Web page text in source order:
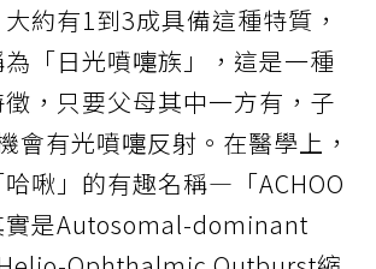
約有1到3成具備這種特質，
「日光噴嚏族」，這是一種
，只要父母其中一方有，子
會有光噴嚏反射。在醫學上，
啾」的有趣名稱—「ACHOO
實是Autosomal-dominant